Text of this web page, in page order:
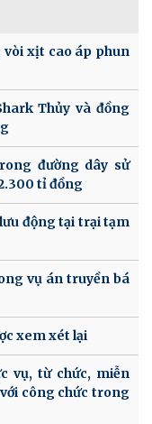
vòi xịt cao áp phun
Thủy và đồng
đường dây sử
tỉ đồng
động tại trại tạm
vụ án truyền bá
xem xét lại
vụ, từ chức, miễn
công chức trong